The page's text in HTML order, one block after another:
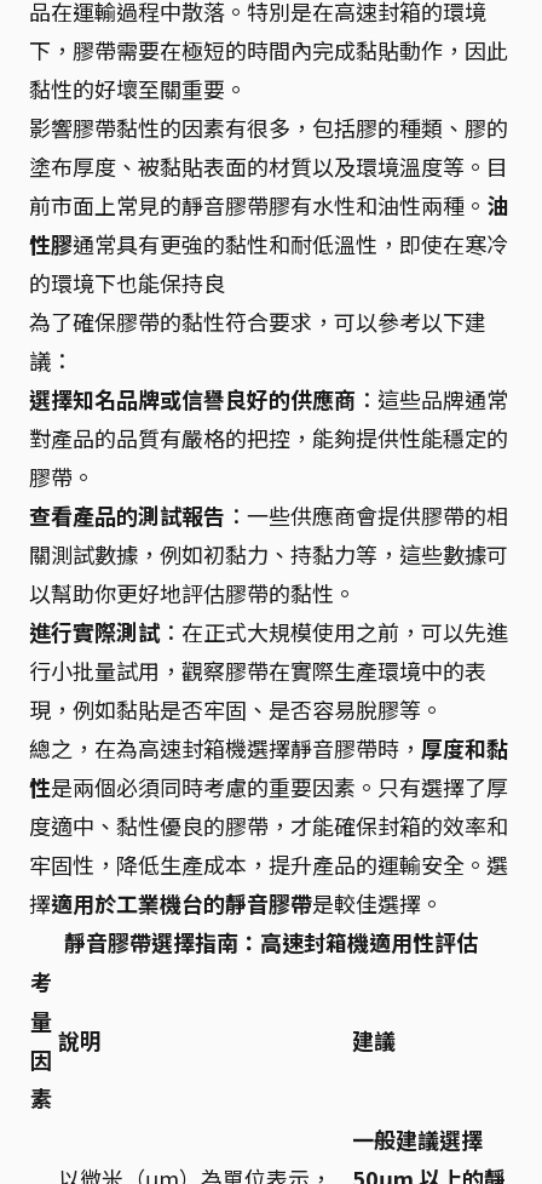
品在運輸過程中散落。特別是在高速封箱的環境
下，膠帶需要在極短的時間內完成黏貼動作，因此
黏性的好壞至關重要。
影響膠帶黏性的因素有很多，包括膠的種類、膠的
塗布厚度、被黏貼表面的材質以及環境溫度等。目
前市面上常見的靜音膠帶膠有水性和油性兩種。 油
性膠通常具有更強的黏性和耐低溫性，即使在寒冷
的環境下也能保持良
為了確保膠帶的黏性符合要求，可以參考以下建
議：
選擇知名品牌或信譽良好的供應商 ：這些品牌通常
對產品的品質有嚴格的把控，能夠提供性能穩定的
膠帶。
查看產品的測試報告 ：一些供應商會提供膠帶的相
關測試數據，例如初黏力、持黏力等，這些數據可
以幫助你更好地評估膠帶的黏性。
進行實際測試：在正式大規模使用之前，可以先進
行小批量試用，觀察膠帶在實際生產環境中的表
現，例如黏貼是否牢固、是否容易脫膠等。
總之，在為高速封箱機選擇靜音膠帶時， 厚度和黏
性是兩個必須同時考慮的重要因素。只有選擇了厚
度適中、黏性優良的膠帶，才能確保封箱的效率和
牢固性，降低生產成本，提升產品的運輸安全。選
擇適用於工業機台的靜音膠帶是較佳選擇。
靜音膠帶選擇指南：高速封箱機適用性評估
考
量
因
素
說明 建議
一般建議選擇